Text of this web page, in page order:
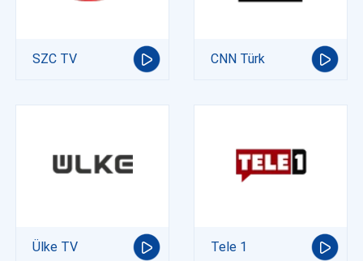
SZC TV CNN Türk
Ülke TV Tele 1